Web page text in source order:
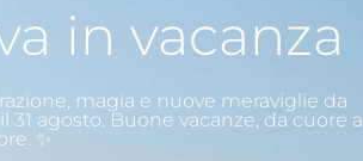
in vacanza
magia e nuove meraviglie da
agosto. Buone vacanze, da cuore a
✨